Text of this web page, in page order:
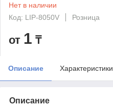
Нет в наличии
Код: LIP-8050V
Розница
от 1 ₸
Описание Характеристики
Описание